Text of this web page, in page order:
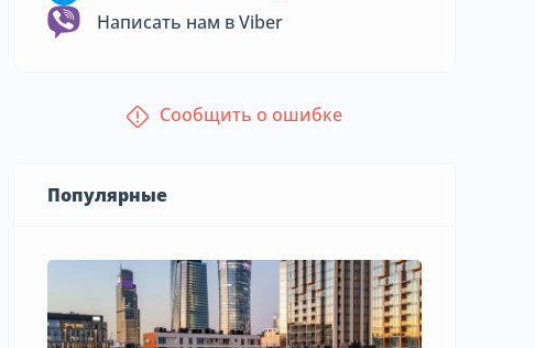
Написать нам в Viber
Сообщить о ошибке
Популярные